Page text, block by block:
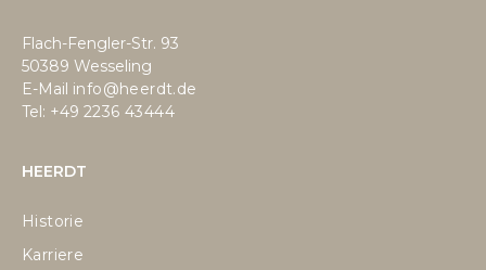
Flach-Fengler-Str. 93
50389 Wesseling
E-Mail info@heerdt.de
Tel: +49 2236 43444
HEERDT
Historie
Karriere